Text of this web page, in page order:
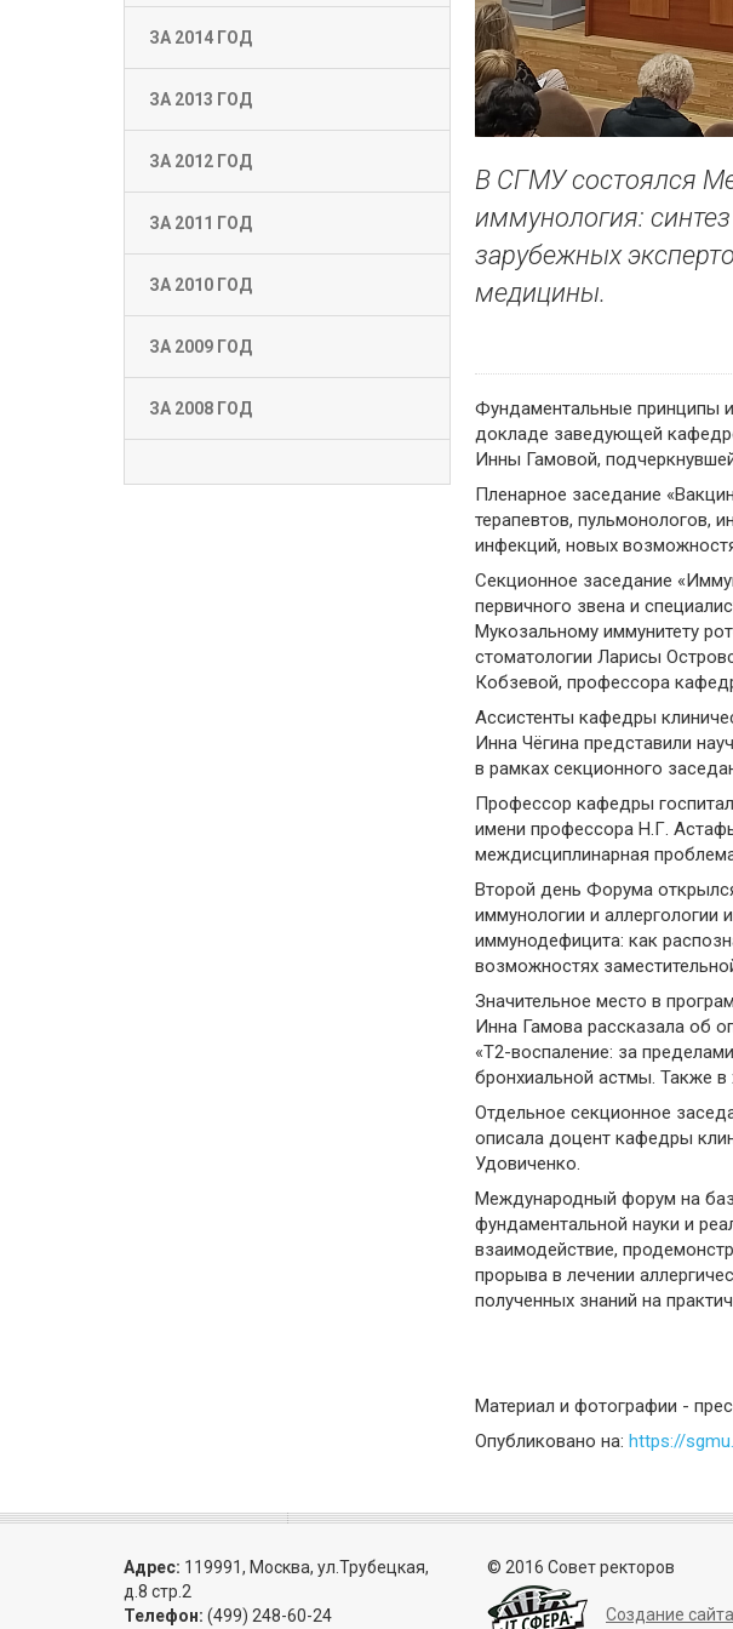
ЗА 2014 ГОД
ЗА 2013 ГОД
ЗА 2012 ГОД
ЗА 2011 ГОД
ЗА 2010 ГОД
ЗА 2009 ГОД
ЗА 2008 ГОД
В СГМУ состоялся
иммунология:
зарубежных
медицины.
Фундаментальные принципы
докладе заведующей
Инны Гамовой,
Пленарное заседание
терапевтов, пульмонологов,
инфекций, новых
Секционное заседание
первичного звена и
Мукозальному иммунитету
стоматологии Ларисы
Кобзевой, профессора
Ассистенты кафедры
Инна Чёгина представили
в рамках секционного
Профессор кафедры
имени профессора Н.Г.
междисциплинарная
Второй день Форума
иммунологии и
иммунодефицита: как
возможностях
Значительное место в
Инна Гамова рассказала об
«Т2-воспаление: за
бронхиальной астмы. Также в
Отдельное секционное
описала доцент кафедры
Удовиченко.
Международный форум на
фундаментальной науки и
взаимодействие,
прорыва в лечении
полученных знаний на
Материал и фотографии -
Опубликовано на: https://
Адрес: 119991, Москва, ул.Трубецкая,
д.8 стр.2
Телефон: (499) 248-60-24
© 2016 Совет ректоров
Создание сайта